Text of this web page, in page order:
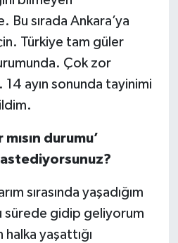
Bu sırada Ankara’ya
Türkiye tam güler
Çok zor
ayın sonunda tayinimi
durumu’
sırasında yaşadığım
sürede gidip geliyorum
yaşattığı